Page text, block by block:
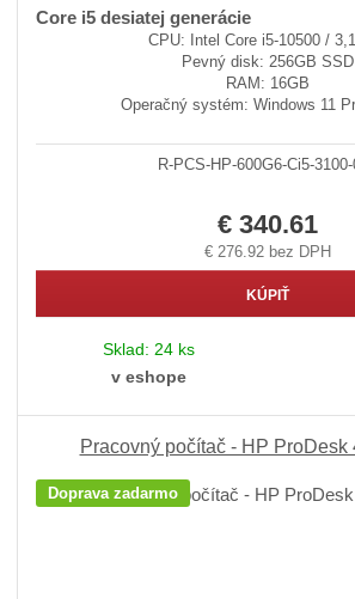
Core i5 desiatej generácie
CPU: Intel Core i5-10500 /
Pevný disk: 256GB SSD
RAM: 16GB
Operačný systém: Windows 11
R-PCS-HP-600G6-Ci5-
€ 340.61
€ 276.92 bez DPH
KÚPIŤ
Sklad: 24 ks
v eshope
Pracovný počítač - HP ProDesk
Doprava zadarmo